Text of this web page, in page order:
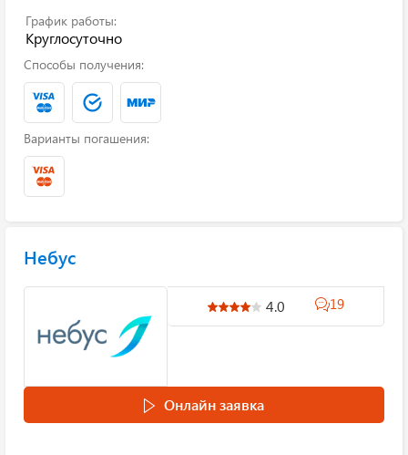
График работы:
Круглосуточно
Способы получения:
Варианты погашения:
Небус
4.0 19
Онлайн заявка